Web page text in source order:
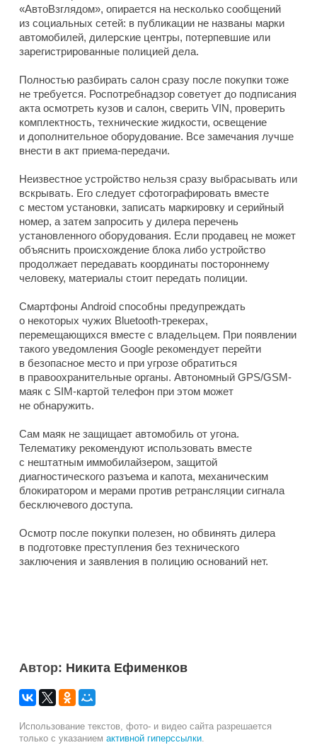
«АвтоВзглядом», опирается на несколько сообщений
из социальных сетей: в публикации не названы марки
автомобилей, дилерские центры, потерпевшие или
зарегистрированные полицией дела.
Полностью разбирать салон сразу после покупки тоже
не требуется. Роспотребнадзор советует до подписания
акта осмотреть кузов и салон, сверить VIN, проверить
комплектность, технические жидкости, освещение
и дополнительное оборудование. Все замечания лучше
внести в акт приема-передачи.
Неизвестное устройство нельзя сразу выбрасывать или
вскрывать. Его следует сфотографировать вместе
с местом установки, записать маркировку и серийный
номер, а затем запросить у дилера перечень
установленного оборудования. Если продавец не может
объяснить происхождение блока либо устройство
продолжает передавать координаты постороннему
человеку, материалы стоит передать полиции.
Смартфоны Android способны предупреждать
о некоторых чужих Bluetooth-трекерах,
перемещающихся вместе с владельцем. При появлении
такого уведомления Google рекомендует перейти
в безопасное место и при угрозе обратиться
в правоохранительные органы. Автономный GPS/GSM-
маяк с SIM-картой телефон при этом может
не обнаружить.
Сам маяк не защищает автомобиль от угона.
Телематику рекомендуют использовать вместе
с нештатным иммобилайзером, защитой
диагностического разъема и капота, механическим
блокиратором и мерами против ретрансляции сигнала
бесключевого доступа.
Осмотр после покупки полезен, но обвинять дилера
в подготовке преступления без технического
заключения и заявления в полицию оснований нет.
Автор: Никита Ефименков
Использование текстов, фото- и видео сайта разрешается
только с указанием активной гиперссылки.